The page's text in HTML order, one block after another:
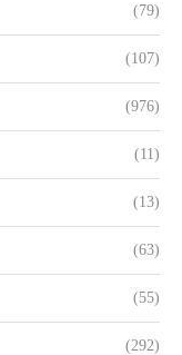
(79)
(107)
(976)
(11)
(13)
(63)
(55)
(292)